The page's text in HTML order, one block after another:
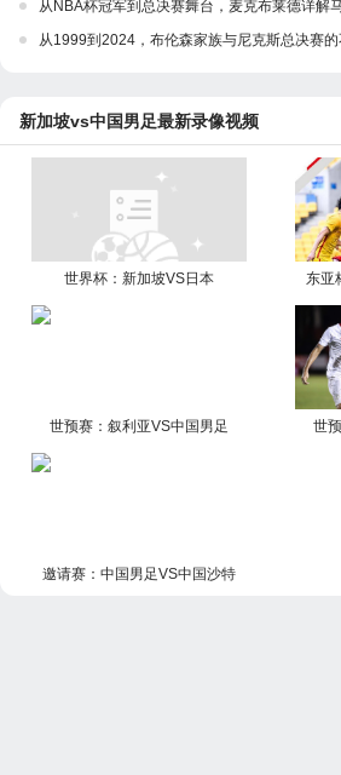
从NBA杯冠军到总决赛舞台，麦克布莱德详解马刺特别
从1999到2024，布伦森家族与尼克斯总决赛的不解之缘，队友哈特
新加坡vs中国男足最新录像视频
世界杯：新加坡VS日本 东亚
世预赛：叙利亚VS中国男足 世
邀请赛：中国男足VS中国沙特